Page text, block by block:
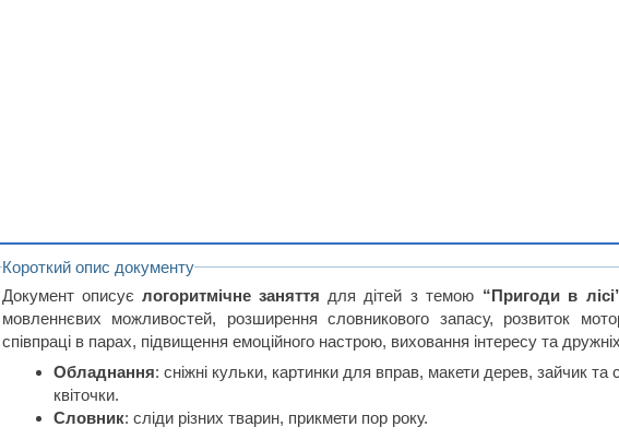
Короткий опис документу
Документ описує логоритмічне заняття для дітей з темою “Пригоди в
мовленнєвих можливостей, розширення словникового запасу, розвиток
співпраці в парах, підвищення емоційного настрою, виховання інтересу та
Обладнання: сніжні кульки, картинки для вправ, макети дерев, зайчик та
квіточки.
Словник: сліди різних тварин, прикмети пор року.